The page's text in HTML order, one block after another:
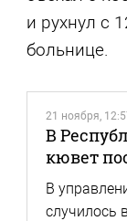
и рухнул с
больнице.
21 ноября,
В
кювет
В
случилось